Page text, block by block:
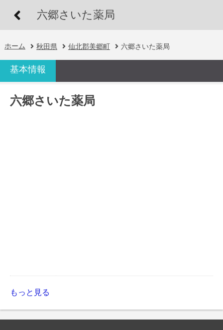
六郷さいた薬局
ホーム 秋田県 仙北郡美郷町 六郷さいた薬局
基本情報
六郷さいた薬局
もっと見る